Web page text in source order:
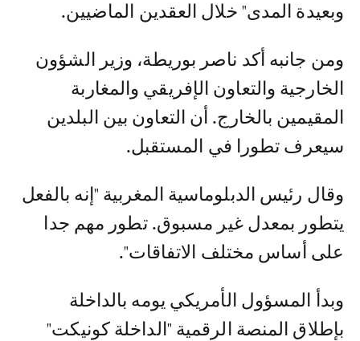
وبعيدة المدى" خلال العقدين الماضيين.
ومن جانبه أكد ناصر بوريطة، وزير الشؤون
الخارجية والتعاون الإفريقي والمغاربة
المقيمين بالخارج. أن التعاون بين البلدين
سيعرف تطورا في المستقبل.
وقال رئيس الدبلوماسية المغربية "إنه بالفعل
يتطور بمعدل غير مسبوق. تطور مهم جدا
على أساس مختلف الاتفاقات".
وبدأ المسؤول الأمريكي يومه بالداخلة
بإطلاق المنصة الرقمية "الداخلة كونيكت"